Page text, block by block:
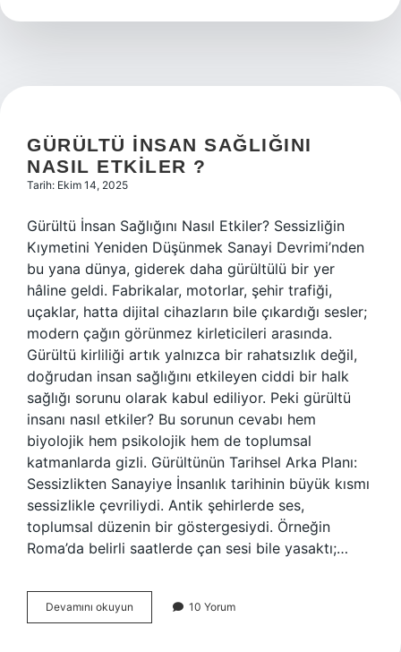
?
GÜRÜLTÜ INSAN SAĞLIĞINI
NASIL ETKILER ?
Tarih: Ekim 14, 2025
Gürültü İnsan Sağlığını Nasıl Etkiler? Sessizliğin
Kıymetini Yeniden Düşünmek Sanayi Devrimi’nden
bu yana dünya, giderek daha gürültülü bir yer
hâline geldi. Fabrikalar, motorlar, şehir trafiği,
uçaklar, hatta dijital cihazların bile çıkardığı sesler;
modern çağın görünmez kirleticileri arasında.
Gürültü kirliliği artık yalnızca bir rahatsızlık değil,
doğrudan insan sağlığını etkileyen ciddi bir halk
sağlığı sorunu olarak kabul ediliyor. Peki gürültü
insanı nasıl etkiler? Bu sorunun cevabı hem
biyolojik hem psikolojik hem de toplumsal
katmanlarda gizli. Gürültünün Tarihsel Arka Planı:
Sessizlikten Sanayiye İnsanlık tarihinin büyük kısmı
sessizlikle çevriliydi. Antik şehirlerde ses,
toplumsal düzenin bir göstergesiydi. Örneğin
Roma’da belirli saatlerde çan sesi bile yasaktı;…
Devamını okuyun
insan
10 Yorum